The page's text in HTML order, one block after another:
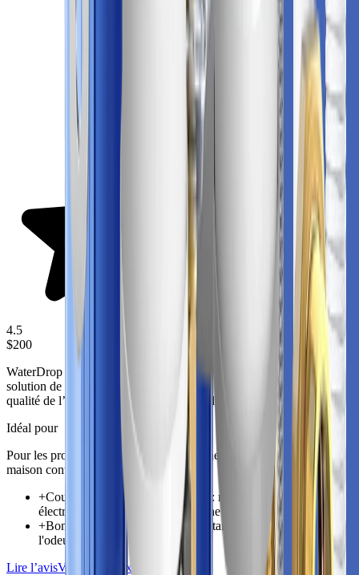
4.5
$200
WaterDrop Whole House Water Filter Wd Whf21 Fg est une
solution de filtration pour toute la maison visant à améliorer la
qualité de l’eau entrant dans l’ensemble du logement.
Idéal pour
Pour les propriétaires qui ont besoin d’une protection de toute la
maison contre l’eau contaminée
+Couverture pour toute la maison : robinets, appareils
électroménagers et lignes de douche
+Bon choix pour les foyers souhaitant réduire le goût et
l'odeur du chlore
Lire l’avisVérifier le prix